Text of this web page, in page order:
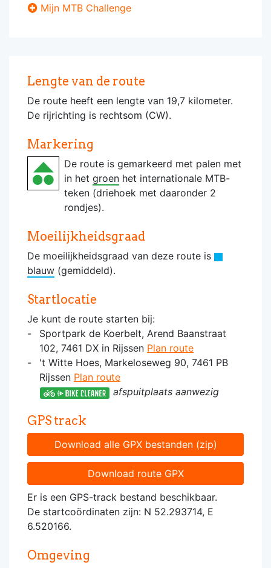
Mijn MTB Challenge
Lengte van de route
De route heeft een lengte van 19,7 kilometer.
De rijrichting is rechtsom (CW).
Markering
De route is gemarkeerd met palen met
in het groen het internationale MTB-
teken (driehoek met daaronder 2
rondjes).
Moeilijkheidsgraad
De moeilijkheidsgraad van deze route is
blauw (gemiddeld).
Startlocatie
Je kunt de route starten bij:
Sportpark de Koerbelt, Arend Baanstraat
102, 7461 DX in Rijssen Plan route
't Witte Hoes, Markeloseweg 90, 7461 PB
Rijssen Plan route
afspuitplaats aanwezig
GPS track
Download alle GPX bestanden (zip)
Download route GPX
Er is een GPS-track bestand beschikbaar.
De startcoördinaten zijn: N 52.293714, E
6.520166.
Omgeving